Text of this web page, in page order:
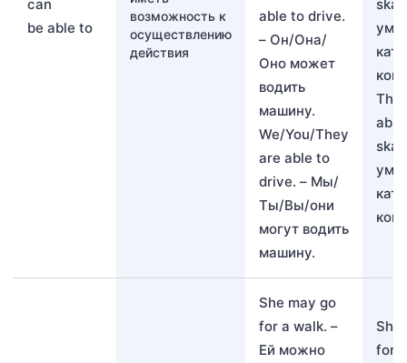
can
be able to
возможность к
осуществлению
действия
able to drive.
– Он/Она/
Оно может
водить
машину.
We/You/They
are able to
drive. – Мы/
Ты/Вы/они
могут водить
машину.
She may go
for a walk. –
Ей можно
She
for